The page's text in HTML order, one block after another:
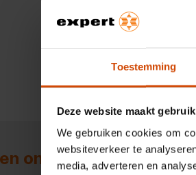
Toestemming
Deze website maakt
We gebruiken cookies om
websiteverkeer te
media, adverteren en
1 - 12van
onze klanten